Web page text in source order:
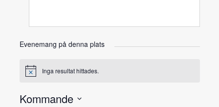
Evenemang på denna plats
Notis Inga resultat hittades.
Kommande